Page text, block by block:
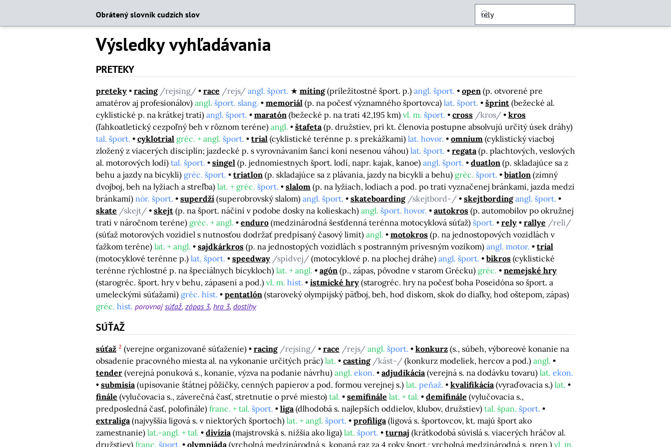
Obrátený slovník cudzích slov
Výsledky vyhľadávania
PRETEKY
preteky racing /rejsing/ race /rejs/ angl. šport. míting (príležitostné šport. p.) angl. šport. open (p. otvorené pre
amatérov aj profesionálov) angl. šport. slang. memoriál (p. na počesť významného športovca) lat. šport. šprint (bežecké al.
cyklistické p. na krátkej trati) angl. šport. maratón (bežecké p. na trati 42,195 km) vl. m. šport. cross /kros/
kros
(ľahkoatletický cezpoľný beh v rôznom teréne) angl. štafeta (p. družstiev, pri kt. členovia postupne absolvujú určitý úsek dráhy)
tal. šport.
cyklotrial gréc. + angl. šport. trial (cyklistické terénne p. s prekážkami) lat. hovor. omnium (cyklistický viacboj
zložený z viacerých disciplín; jazdecké p. s vyrovnávaním šancí koní nesenou váhou) lat. šport. regata (p. plachtových, veslových
al. motorových lodí) tal. šport. singel (p. jednomiestnych šport. lodí, napr. kajak, kanoe) angl. šport. duatlon (p. skladajúce sa z
behu a jazdy na bicykli) gréc. šport. triatlon (p. skladajúce sa z plávania, jazdy na bicykli a behu) gréc. šport. biatlon (zimný
dvojboj, beh na lyžiach a streľba) lat. + gréc. šport. slalom (p. na lyžiach, lodiach a pod. po trati vyznačenej bránkami, jazda medzi
bránkami) nór. šport. superdží (superobrovský slalom) angl. šport. skateboarding /skejtbord-/ skejtbording angl. šport.
skate /skejt/ skejt (p. na šport. náčiní v podobe dosky na kolieskach) angl. šport. hovor. autokros (p. automobilov po okružnej
trati v náročnom teréne) gréc. + angl. enduro (medzinárodná šesťdenná terénna motocyklová súťaž) šport. rely rallye /reli/
(súťaž motorových vozidiel s nutnosťou dodržať predpísaný časový limit) angl. motokros (p. na jednostopových vozidlách v
ťažkom teréne) lat. + angl. sajdkárkros (p. na jednostopých vozidlách s postranným prívesným vozíkom) angl. motor.
trial
(motocyklové terénne p.) lat. šport. speedway /spídvej/ (motocyklové p. na plochej dráhe) angl. šport. bikros (cyklistické
terénne rýchlostné p. na špeciálnych bicykloch) lat. + angl. agón (p., zápas, pôvodne v starom Grécku) gréc.
nemejské hry
(starogréc. šport. hry v behu, zápasení a pod.) vl. m. hist. istmické hry (starogréc. hry na počesť boha Poseidóna so šport. a
umeleckými súťažami) gréc. hist. pentatlón (staroveký olympijský päťboj, beh, hod diskom, skok do diaľky, hod oštepom, zápas)
gréc. hist. porovnajsúťaž zápas 3 hra 3 dostihy
SÚŤAŽ
súťaž 2 (verejne organizované súťaženie) racing /rejsing/ race /rejs/ angl. šport. konkurz (s., súbeh, výboreové konanie na
obsadenie pracovného miesta al. na vykonanie určitých prác) lat. casting /kást-/ (konkurz modeliek, hercov a pod.) angl.
tender (verejná ponuková s., konanie, výzva na podanie návrhu) angl. ekon. adjudikácia (verejná s. na dodávku tovaru) lat. ekon.
submisia (upisovanie štátnej pôžičky, cenných papierov a pod. formou verejnej s.) lat. peňaž. kvalifikácia (vyraďovacia s.) lat.
finále (vylučovacia s., záverečná časť, stretnutie o prvé miesto) tal. semifinále lat. + tal. demifinále (vylučovacia s.,
predposledná časť, polofinále) franc. + tal. šport. liga (dlhodobá s. najlepších oddielov, klubov, družstiev) tal. špan. šport.
extraliga (najvyššia ligová s. v niektorých športoch) lat. + angl. šport. profiliga (ligová s. športovcov, kt. majú šport ako
zamestnanie) lat.-angl. + tal. divízia (majstrovská s. nižšia ako liga) lat. šport. turnaj (krátkodobá súvislá s. viacerých hráčov al.
družstiev) franc. šport. olympiáda (vrcholná medzinárodná s. konaná raz za 4 roky šport.; vrcholná medzinárodná s. pren.) vl. m.